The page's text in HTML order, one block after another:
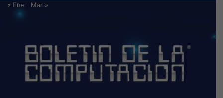
« Ene Mar »